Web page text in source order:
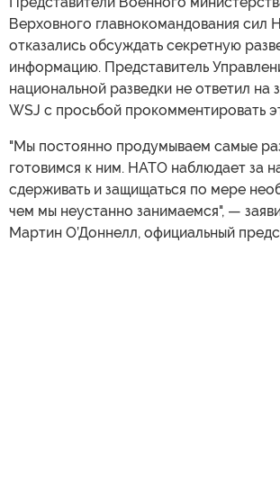
Верховного главнокомандования сил
отказались обсуждать секретную
информацию. Представитель
национальной разведки не ответил на
WSJ с просьбой прокомментировать
"Мы постоянно продумываем самые
готовимся к ним. НАТО наблюдает за
сдерживать и защищаться по мере
чем мы неустанно занимаемся", —
Мартин О’Доннелл, официальный